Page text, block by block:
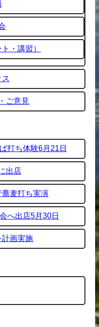
・講習）
ス
ご意見
打ち体験6月21日
出店
麦打ち実演
へ出店5月30日
計画実施